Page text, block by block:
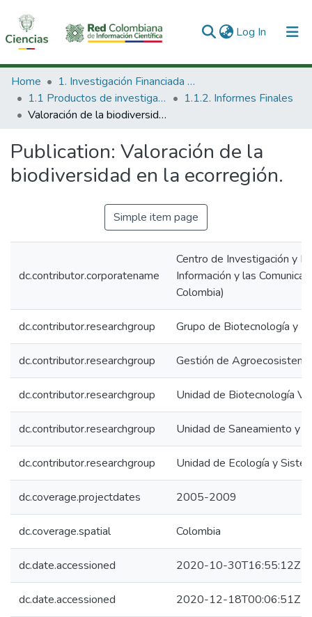
Log In (current)
Communities & Collections
All of DSpace
Home
1. Investigación Financiada con Recursos Públicos
1.1 Productos de investigación
1.1.2. Informes Finales
Valoración de la biodiversidad en la ecorregión.
Publication: Valoración de la
biodiversidad en la ecorregión.
Simple item page
dc.contributor.corporatename
Centro de Investigación y
Información y las
Colombia)
dc.contributor.researchgroup Grupo de Biotecnología y
dc.contributor.researchgroup Gestión de
dc.contributor.researchgroup Unidad de Biotecnología
dc.contributor.researchgroup Unidad de Saneamiento y
dc.contributor.researchgroup Unidad de Ecología y
dc.coverage.projectdates 2005-2009
dc.coverage.spatial Colombia
dc.date.accessioned 2020-10-30T16:55:12Z
dc.date.accessioned 2020-12-18T00:06:51Z